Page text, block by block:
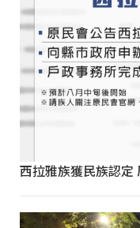
西拉雅族獲民族認定